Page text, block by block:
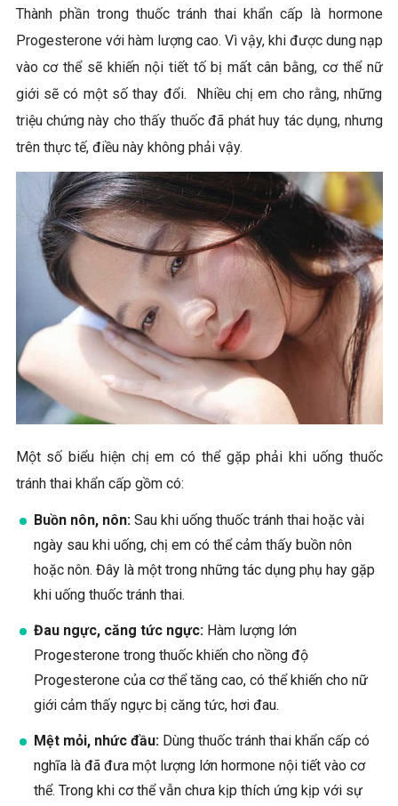
Thành phần trong thuốc tránh thai khẩn cấp là hormone
Progesterone với hàm lượng cao. Vì vậy, khi được dung nạp
vào cơ thể sẽ khiến nội tiết tố bị mất cân bằng, cơ thể nữ
giới sẽ có một số thay đổi. Nhiều chị em cho rằng, những
triệu chứng này cho thấy thuốc đã phát huy tác dụng, nhưng
trên thực tế, điều này không phải vậy.
Một số biểu hiện chị em có thể gặp phải khi uống thuốc
tránh thai khẩn cấp gồm có:
Buồn nôn, nôn:Sau khi uống thuốc tránh thai hoặc vài
ngày sau khi uống, chị em có thể cảm thấy buồn nôn
hoặc nôn. Đây là một trong những tác dụng phụ hay gặp
khi uống thuốc tránh thai.
Đau ngực, căng tức ngực: Hàm lượng lớn
Progesterone trong thuốc khiến cho nồng độ
Progesterone của cơ thể tăng cao, có thể khiến cho nữ
giới cảm thấy ngực bị căng tức, hơi đau.
Mệt mỏi, nhức đầu: Dùng thuốc tránh thai khẩn cấp có
nghĩa là đã đưa một lượng lớn hormone nội tiết vào cơ
thể. Trong khi cơ thể vẫn chưa kịp thích ứng kịp với sự